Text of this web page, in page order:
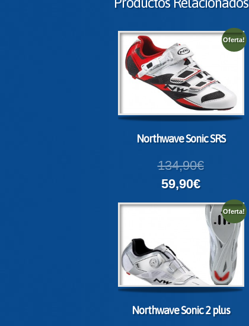
Oferta!
Northwave Sonic SRS
134,90€
59,90€
Oferta!
Northwave Sonic 2 plus